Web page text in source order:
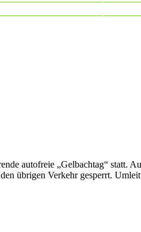
autofreie „Gelbachtag“ statt.
übrigen Verkehr gesperrt.